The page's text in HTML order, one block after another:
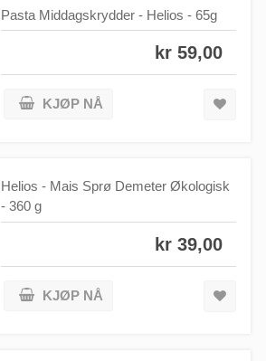
Pasta Middagskrydder - Helios - 65g
kr 59,00
KJØP NÅ
Helios - Mais Sprø Demeter Økologisk
- 360 g
kr 39,00
KJØP NÅ